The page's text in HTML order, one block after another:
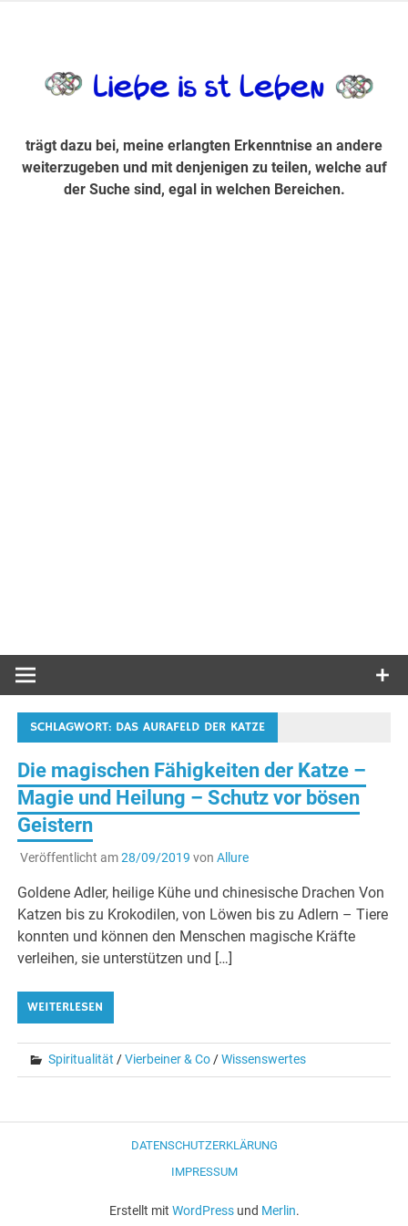
Suche sind, egal in welchen Bereichen.
trägt dazu bei, meine erlangten Erkenntnise an andere
weiterzugeben und mit denjenigen zu teilen, welche auf
der Suche sind, egal in welchen Bereichen.
SCHLAGWORT: DAS AURAFELD DER KATZE
Die magischen Fähigkeiten der Katze –
Magie und Heilung – Schutz vor bösen
Geistern
Veröffentlicht am28/09/2019 von Allure
Goldene Adler, heilige Kühe und chinesische Drachen Von
Katzen bis zu Krokodilen, von Löwen bis zu Adlern – Tiere
konnten und können den Menschen magische Kräfte
verleihen, sie unterstützen und […]
WEITERLESEN
Spiritualität /Vierbeiner & Co/Wissenswertes
DATENSCHUTZERKLÄRUNG
IMPRESSUM
Erstellt mit WordPressund Merlin.